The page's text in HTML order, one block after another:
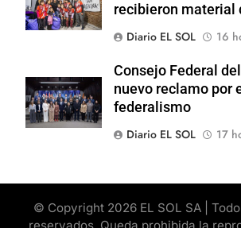
recibieron material
Diario EL SOL
16
Consejo Federal
nuevo reclamo por
federalismo
Diario EL SOL
17
© Copyright 2026 EL SOL SA |